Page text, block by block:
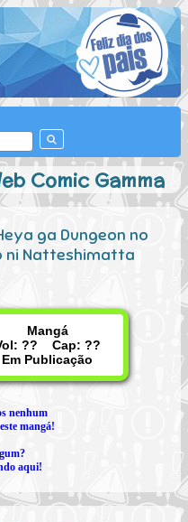
Comic Gamma
ga Dungeon no
ni Natteshimatta
Mangá
?? Cap: ??
Em Publicação
nenhum
mangá!
aqui!